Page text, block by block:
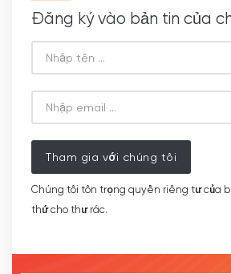
Đăng ký vào bản tin của
Tham gia với chúng tôi
Chúng tôi tôn trọng quyền riêng tư của
thứ cho thư rác.